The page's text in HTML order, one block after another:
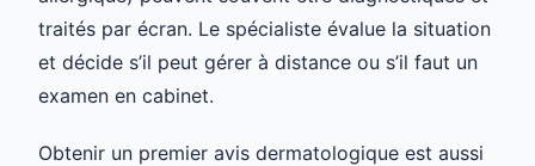
traités par écran. Le spécialiste évalue la situation
et décide s’il peut gérer à distance ou s’il faut un
examen en cabinet.
Obtenir un premier avis dermatologique est aussi